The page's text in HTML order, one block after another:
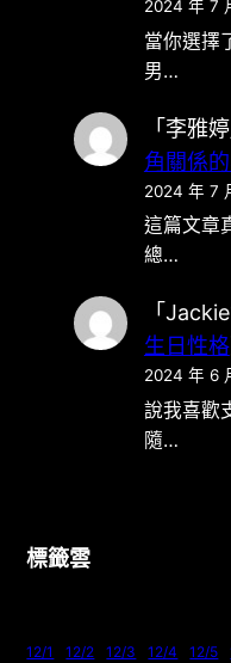
2024 年 7
當你選擇
男…
「李雅婷
角關係
2024 年 7
這篇文章
總…
「
生日性格
2024 年 6
說我喜歡
隨…
標籤雲
12/1 12/2 12/3 12/4 12/5